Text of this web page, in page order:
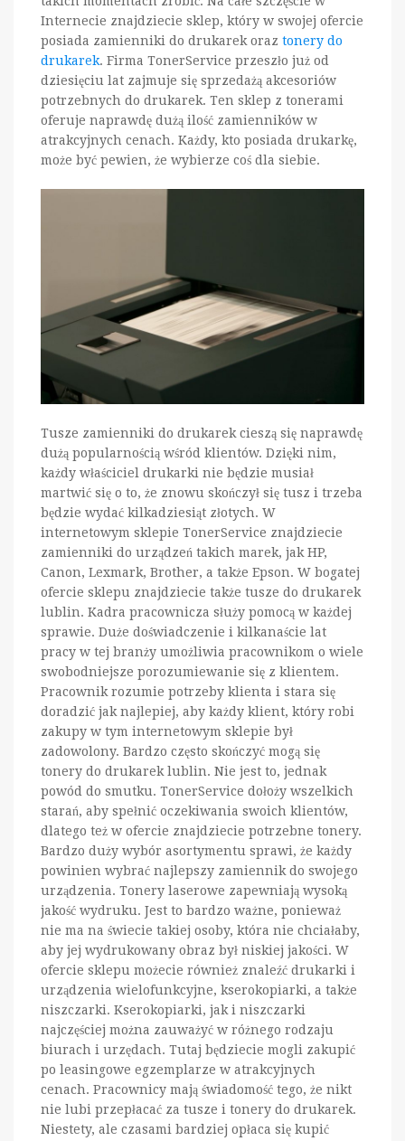
Internecie znajdziecie sklep, który w swojej ofercie
posiada zamienniki do drukarek oraz tonery do
drukarek. Firma TonerService przeszło już od
dziesięciu lat zajmuje się sprzedażą akcesoriów
potrzebnych do drukarek. Ten sklep z tonerami
oferuje naprawdę dużą ilość zamienników w
atrakcyjnych cenach. Każdy, kto posiada drukarkę,
może być pewien, że wybierze coś dla siebie.
Tusze zamienniki do drukarek cieszą się naprawdę
dużą popularnością wśród klientów. Dzięki nim,
każdy właściciel drukarki nie będzie musiał
martwić się o to, że znowu skończył się tusz i trzeba
będzie wydać kilkadziesiąt złotych. W
internetowym sklepie TonerService znajdziecie
zamienniki do urządzeń takich marek, jak HP,
Canon, Lexmark, Brother, a także Epson. W bogatej
ofercie sklepu znajdziecie także tusze do drukarek
lublin. Kadra pracownicza służy pomocą w każdej
sprawie. Duże doświadczenie i kilkanaście lat
pracy w tej branży umożliwia pracownikom o wiele
swobodniejsze porozumiewanie się z klientem.
Pracownik rozumie potrzeby klienta i stara się
doradzić jak najlepiej, aby każdy klient, który robi
zakupy w tym internetowym sklepie był
zadowolony. Bardzo często skończyć mogą się
tonery do drukarek lublin. Nie jest to, jednak
powód do smutku. TonerService dołoży wszelkich
starań, aby spełnić oczekiwania swoich klientów,
dlatego też w ofercie znajdziecie potrzebne tonery.
Bardzo duży wybór asortymentu sprawi, że każdy
powinien wybrać najlepszy zamiennik do swojego
urządzenia. Tonery laserowe zapewniają wysoką
jakość wydruku. Jest to bardzo ważne, ponieważ
nie ma na świecie takiej osoby, która nie chciałaby,
aby jej wydrukowany obraz był niskiej jakości. W
ofercie sklepu możecie również znaleźć drukarki i
urządzenia wielofunkcyjne, kserokopiarki, a także
niszczarki. Kserokopiarki, jak i niszczarki
najczęściej można zauważyć w różnego rodzaju
biurach i urzędach. Tutaj będziecie mogli zakupić
po leasingowe egzemplarze w atrakcyjnych
cenach. Pracownicy mają świadomość tego, że nikt
nie lubi przepłacać za tusze i tonery do drukarek.
Niestety, ale czasami bardziej opłaca się kupić